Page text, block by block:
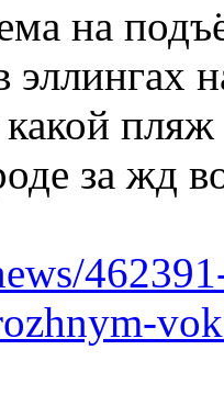
на
эллингах
пляж
за жд